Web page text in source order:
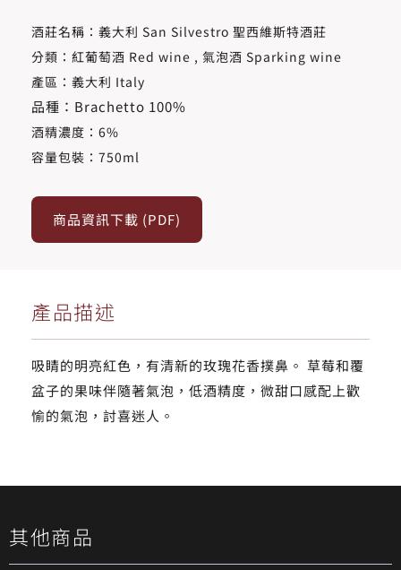
酒莊名稱：義大利 San Silvestro 聖西維斯特酒莊
分類：紅葡萄酒 Red wine , 氣泡酒 Sparking wine
產區：義大利 Italy
品種：Brachetto 100%
酒精濃度​：6%
容量包裝：750ml
商品資訊下載 (PDF)
產品描述
吸睛的明亮紅色，有清新的玫瑰花香撲鼻。 草莓和覆
盆子的果味伴隨著氣泡，低酒精度，微甜口感配上歡
愉的氣泡，討喜迷人。
其他商品